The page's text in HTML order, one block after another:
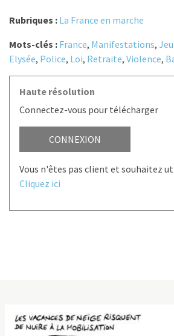
Rubriques : La France en marche
Mots-clés : France, Manifestations,
Elysée, Police, Loi, Retraite, Violence,
Haute résolution
Connectez-vous pour télécharger
CONNEXION
Vous n'êtes pas client et souhaitez
Cliquez ici